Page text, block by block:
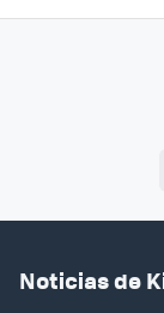
Noticias de